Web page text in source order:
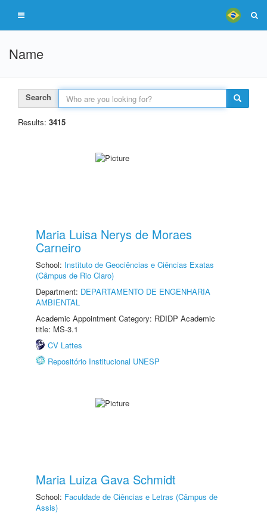
Name
Search
Results: 3415
Maria Luisa Nerys de Moraes
Carneiro
School: Instituto de Geociências e Ciências Exatas
(Câmpus de Rio Claro)
Department: DEPARTAMENTO DE ENGENHARIA
AMBIENTAL
Academic Appointment Category: RDIDP Academic
title: MS-3.1
CV Lattes
Repositório Institucional UNESP
Maria Luiza Gava Schmidt
School: Faculdade de Ciências e Letras (Câmpus de
Assis)